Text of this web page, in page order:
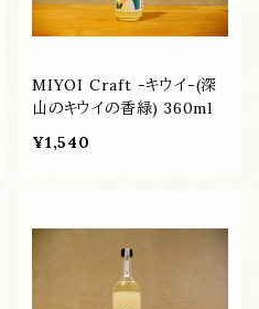
MIYOI Craft -キウイ-(深
山のキウイの香緑) 360ml
¥1,540